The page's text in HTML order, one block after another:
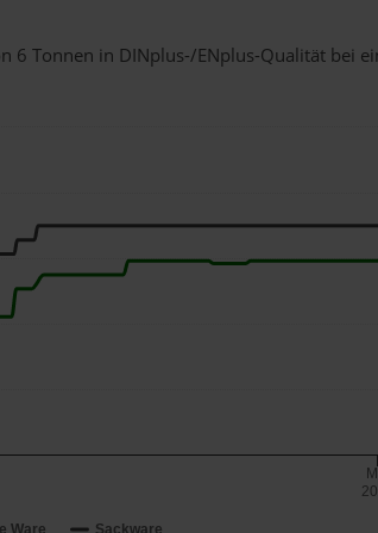
6 Tonnen in DINplus-/ENplus-Qualität bei
Ware Sackware